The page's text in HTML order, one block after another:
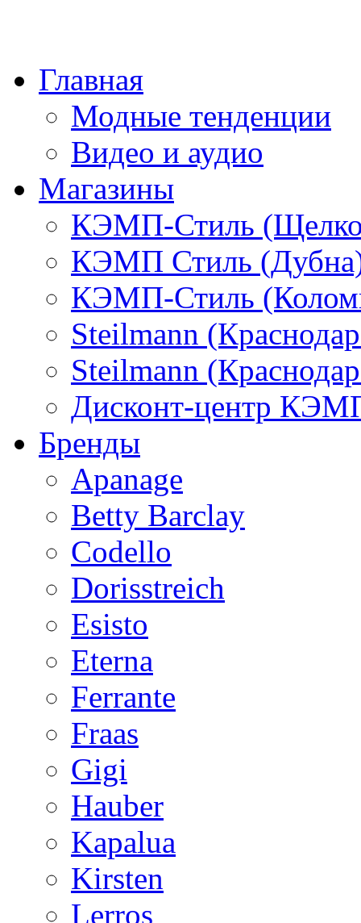
Главная
Модные тенденции
Видео и аудио
Магазины
КЭМП-Стиль
КЭМП Стиль
КЭМП-Стиль
Steilmann
Steilmann
Дисконт-центр
Бренды
Apanage
Betty Barclay
Codello
Dorisstreich
Esisto
Eterna
Ferrante
Fraas
Gigi
Hauber
Kapalua
Kirsten
Lerros